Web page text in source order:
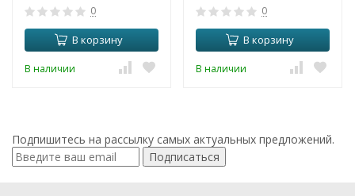
0
В корзину
В наличии
0
В корзину
В наличии
Подпишитесь на рассылку самых актуальных предложений.
Подписаться